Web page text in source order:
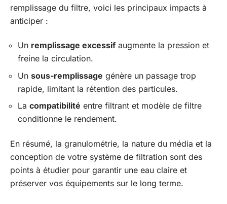
remplissage du filtre, voici les principaux impacts à
anticiper :
Un remplissage excessif augmente la pression et
freine la circulation.
Un sous-remplissage génère un passage trop
rapide, limitant la rétention des particules.
La compatibilité entre filtrant et modèle de filtre
conditionne le rendement.
En résumé, la granulométrie, la nature du média et la
conception de votre système de filtration sont des
points à étudier pour garantir une eau claire et
préserver vos équipements sur le long terme.